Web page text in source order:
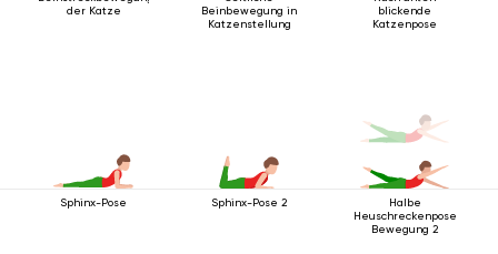
der Katze
Beinbewegung in
Katzenstellung
blickende
Katzenpose
Sphinx-Pose Sphinx-Pose 2
Halbe
Heuschreckenpose
Bewegung 2